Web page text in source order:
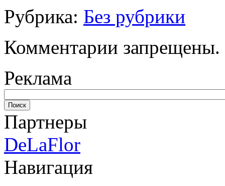
Рубрика: Без рубрики
Комментарии запрещены.
Реклама
Партнеры
DeLaFlor
Навигация